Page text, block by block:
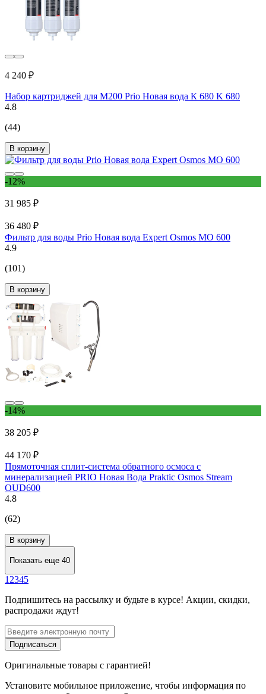
4 240 ₽
Набор картриджей для М200 Prio Новая вода К 680 K 680
4.8
(44)
В корзину
-12%
31 985 ₽
36 480 ₽
Фильтр для воды Prio Новая вода Expert Osmos МО 600
4.9
(101)
В корзину
-14%
38 205 ₽
44 170 ₽
Прямоточная сплит-система обратного осмоса с
минерализацией PRIO Новая Вода Praktic Osmos Stream
OUD600
4.8
(62)
В корзину
Показать еще 40
1 2345
Подпишитесь на рассылку и будьте в курсе! Акции, скидки,
распродажи ждут!
Подписаться
Оригинальные товары с гарантией!
Установите мобильное приложение, чтобы информация по